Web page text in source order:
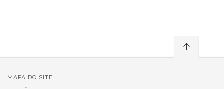
MAPA DO SITE